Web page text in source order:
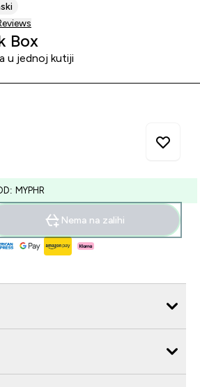
reviews
Box
u jednoj kutiji
MYPHR
Nema na zalihi